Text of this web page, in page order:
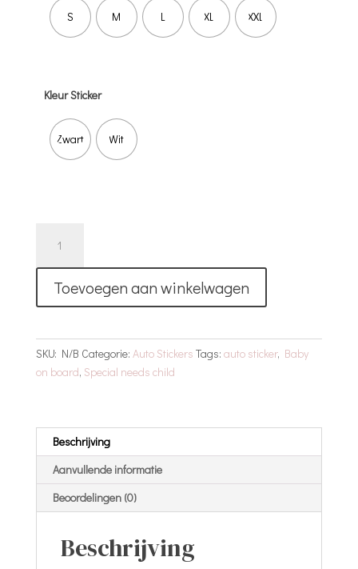
S M L XL XXL
Kleur Sticker
Zwart Wit
Needs
Child
Board
Sticker
aantal
Toevoegen aan winkelwagen
SKU: N/B Categorie: Auto Stickers Tags: auto sticker, Baby
on board, Special needs child
Beschrijving
Aanvullende informatie
Beoordelingen (0)
Beschrijving